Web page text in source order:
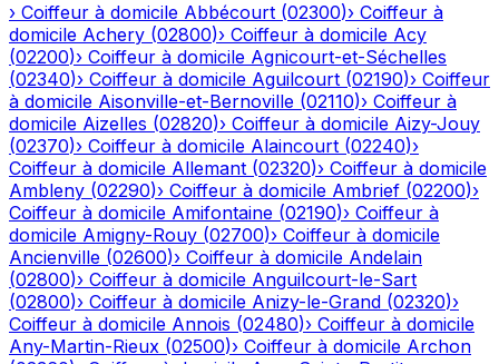
› Coiffeur à domicile Abbécourt (02300)› Coiffeur à
domicile Achery (02800)› Coiffeur à domicile Acy
(02200)› Coiffeur à domicile Agnicourt-et-Séchelles
(02340)› Coiffeur à domicile Aguilcourt (02190)› Coiffeur
à domicile Aisonville-et-Bernoville (02110)› Coiffeur à
domicile Aizelles (02820)› Coiffeur à domicile Aizy-Jouy
(02370)› Coiffeur à domicile Alaincourt (02240)›
Coiffeur à domicile Allemant (02320)› Coiffeur à domicile
Ambleny (02290)› Coiffeur à domicile Ambrief (02200)›
Coiffeur à domicile Amifontaine (02190)› Coiffeur à
domicile Amigny-Rouy (02700)› Coiffeur à domicile
Ancienville (02600)› Coiffeur à domicile Andelain
(02800)› Coiffeur à domicile Anguilcourt-le-Sart
(02800)› Coiffeur à domicile Anizy-le-Grand (02320)›
Coiffeur à domicile Annois (02480)› Coiffeur à domicile
Any-Martin-Rieux (02500)› Coiffeur à domicile Archon